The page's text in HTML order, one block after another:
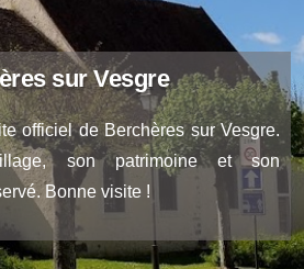
sur Vesgre
officiel de Berchères sur Vesgre.
son patrimoine et son
Bonne visite !